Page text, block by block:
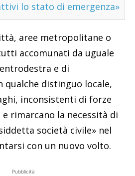
lo stato di emergenza»
aree metropolitane o
accomunati da uguale
e di
qualche distinguo locale,
inconsistenti di forze
rimarcano la necessità di
società civile» nel
con un nuovo volto.
Pubblicità